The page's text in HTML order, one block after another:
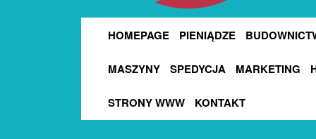
HOMEPAGE PIENIĄDZE
MASZYNY SPEDYCJA MARKETING
STRONY WWW KONTAKT